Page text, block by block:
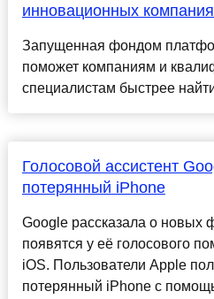
инновационных
Запущенная фондом
поможет компаниям и
специалистам быстрее
Голосовой ассистент
потерянный iPhone
Google рассказала о новых
появятся у её голосового
iOS. Пользователи Apple
потерянный iPhone с